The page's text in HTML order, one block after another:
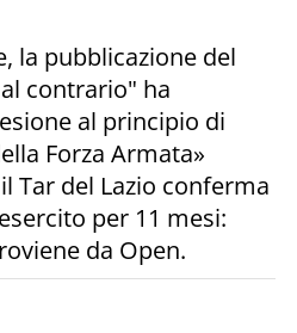
la pubblicazione del
contrario" ha
al principio di
Forza Armata»
Tar del Lazio conferma
per 11 mesi:
da Open.